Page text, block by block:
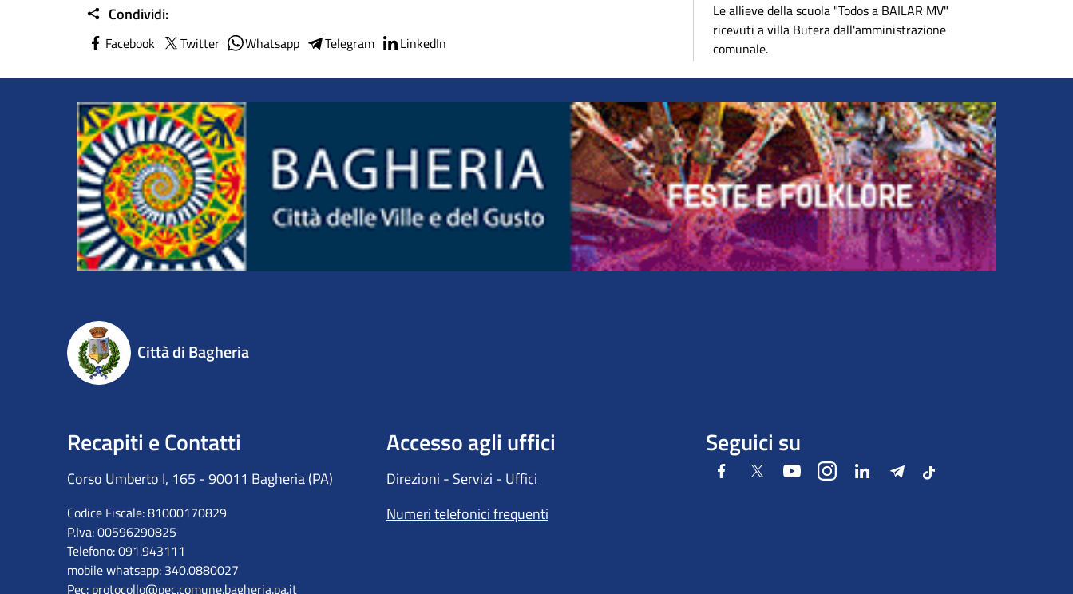
Condividi:
Facebook Twitter Whatsapp Telegram LinkedIn
Le allieve della scuola "Todos a BAILAR MV"
ricevuti a villa Butera dall'amministrazione
comunale.
Città di Bagheria
Recapiti e Contatti
Corso Umberto I, 165 - 90011 Bagheria (PA)
Codice Fiscale: 81000170829
P.Iva: 00596290825
Telefono: 091.943111
mobile whatsapp: 340.0880027
Pec: protocollo@pec.comune.bagheria.pa.it
Accesso agli uffici
Direzioni - Servizi - Uffici
Numeri telefonici frequenti
Seguici su
FacebookTwitter YoutubeInstagramLinkedIn Telegram
Tiktok